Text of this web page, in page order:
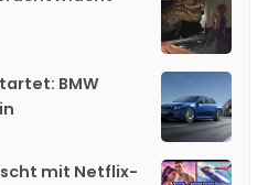
BMW
mit Netflix-